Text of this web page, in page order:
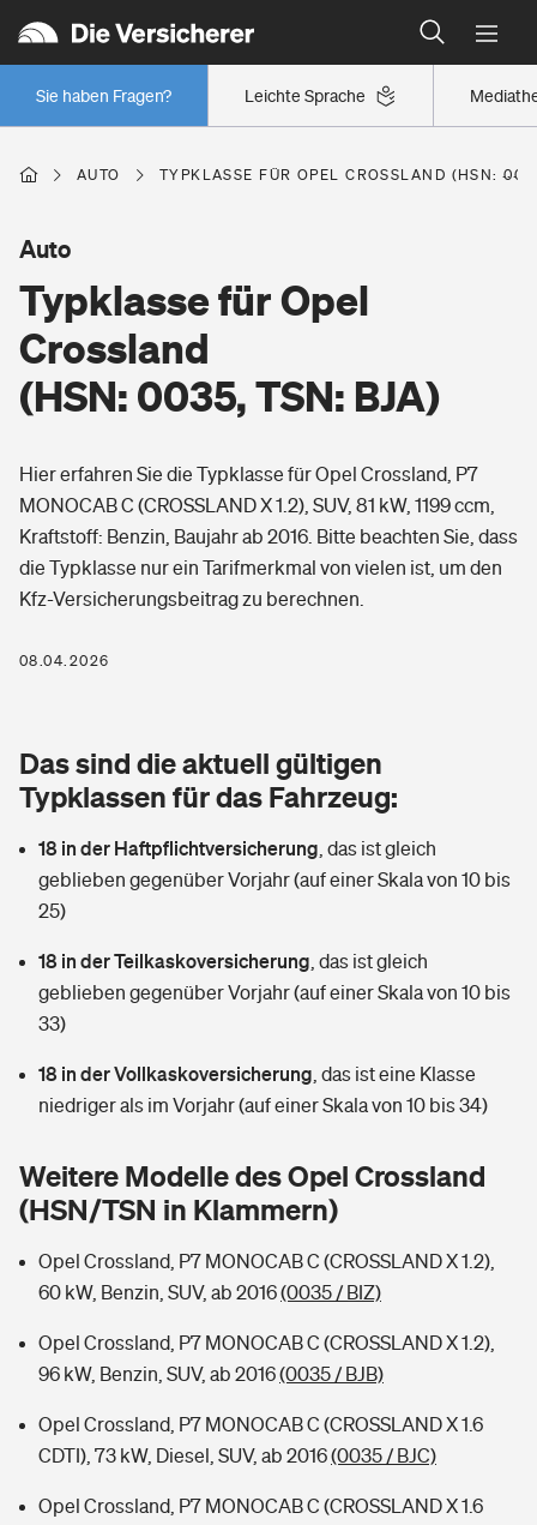
Leichte Sprache
Sie haben Fragen?
Wer versichert was: Jetzt Versicherer finden
Regionalklassen: So ist Ihre Region eingestuft
Wer versichert was: Jetzt Versicherer finden
Berufsunfähigkeitsversicherung
Arbeitsrechtsschutz
Berufshaftpflichtversicherung
Rentenrechner: Wie viel Geld bekomme ich im Alter?
Wer versichert was: Jetzt Versicherer finden
Sie haben Fragen?
Wohnen
Wohngebäudeversicherung
Hausratversicherung
Elementarversicherung
Photovoltaik
Wärmepumpen versichern
Vermieterrrechtsschutz
Mietkautionsversicherung
Restkreditversicherung
Zur Übersicht
Wer versichert was: Jetzt Versicherer finden
Sie haben Fragen?
Pri­vate Haft­pflicht­
Rechts­schutz­ver­si­che­rung
Kinderunfall­ver­si­che­rung
Reiseversicherung
Handyversicherung
Musikinstrumentenversicherung
Zur Übersicht
Tools
Kinderunfall-Check: Mehr Sicherheit für deine Kids
Gesundheit
Private Krankenversicherung
Tierkrankenversicherung
Zur Übersicht
Wer versichert was: Jetzt Versicherer finden
Sie haben Fragen?
AUTO TYPKLASSE FÜR OPEL CROSSLAND (HSN:
Typklasse für Opel
Crossland
(HSN: 0035, TSN: BJA)
Auto
Hier erfahren Sie die Typklasse für Opel Crossland, P7
MONOCAB C (CROSSLAND X 1.2), SUV, 81 kW, 1199 ccm,
Kraftstoff: Benzin, Baujahr ab 2016. Bitte beachten Sie, dass
die Typklasse nur ein Tarifmerkmal von vielen ist, um den
Kfz-Versicherungsbeitrag zu berechnen.
08.04.2026
Das sind die aktuell gültigen
Typklassen für das Fahrzeug:
18 in der Haftpflichtversicherung das ist gleich
geblieben gegenüber Vorjahr (auf einer Skala von 10 bis
25)
18 in der Teilkaskoversicherung das ist gleich
geblieben gegenüber Vorjahr (auf einer Skala von 10 bis
33)
18 in der Vollkaskoversicherung das ist eine Klasse
niedriger als im Vorjahr (auf einer Skala von 10 bis 34)
Weitere Modelle des Opel Crossland
(HSN/TSN in Klammern)
Opel Crossland, P7 MONOCAB C (CROSSLAND X 1.2),
60 kW, Benzin, SUV, ab 2016(0035 / BIZ)
Opel Crossland, P7 MONOCAB C (CROSSLAND X 1.2),
96 kW, Benzin, SUV, ab 2016(0035 / BJB)
Opel Crossland, P7 MONOCAB C (CROSSLAND X 1.6
CDTI), 73 kW, Diesel, SUV, ab 2016(0035 / BJC)
Opel Crossland, P7 MONOCAB C (CROSSLAND X 1.6